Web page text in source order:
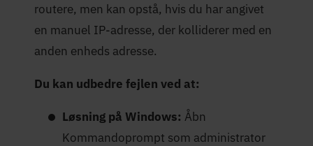
routere, men kan opstå, hvis du har angivet
en manuel IP-adresse, der kolliderer med en
anden enheds adresse.
Du kan udbedre fejlen ved at:
Løsning på Windows: Åbn
Kommandoprompt som administrator